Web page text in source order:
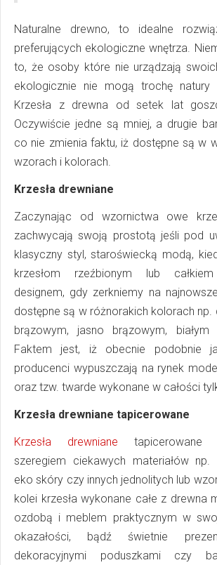
Naturalne drewno, to idealne
preferujących ekologiczne wnętrza.
to, że osoby które nie urządzają
ekologicznie nie mogą trochę natury
Krzesła z drewna od setek lat
Oczywiście jedne są mniej, a drugie
co nie zmienia faktu, iż dostępne są w
wzorach i kolorach.
Krzesła drewniane
Zaczynając od wzornictwa owe
zachwycają swoją prostotą jeśli pod
klasyczny styl, staroświecką modą,
krzesłom rzeźbionym lub
designem, gdy zerkniemy na
dostępne są w różnorakich kolorach np.
brązowym, jasno brązowym, białym
Faktem jest, iż obecnie podobnie
producenci wypuszczają na rynek
oraz tzw. twarde wykonane w całości
Krzesła drewniane tapicerowane
Krzesła drewniane tapicerowane
szeregiem ciekawych materiałów np.
eko skóry czy innych jednolitych lub
kolei krzesła wykonane całe z drewna
ozdobą i meblem praktycznym w
okazałości, bądź świetnie
dekoracyjnymi poduszkami czy